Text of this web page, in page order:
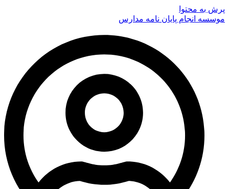
پرش به محتوا
موسسه انجام پایان نامه مدارس